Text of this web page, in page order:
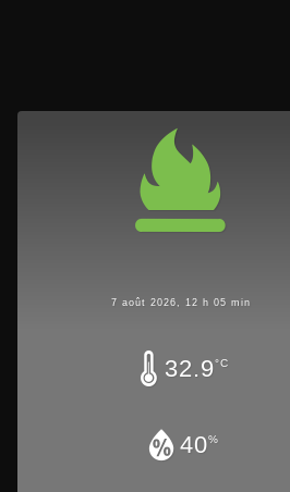
7 août 2026, 12 h 05 min
32.9°C
40%